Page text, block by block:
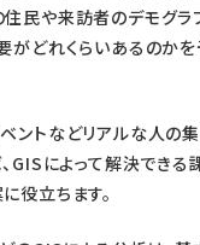
民や来訪者のデモグラ
がどれくらいあるのか
ントなどリアルな人の
GISによって解決できる
役立ちます。